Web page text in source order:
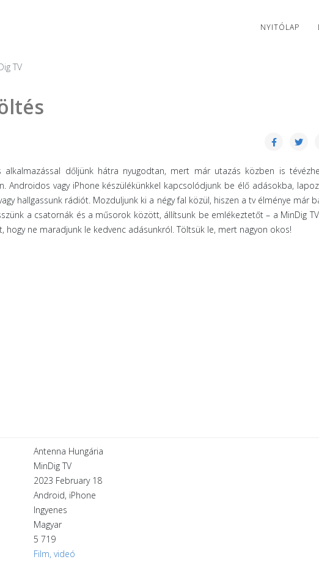
NYITÓLAP
TV
alkalmazással dőljünk hátra nyugodtan, mert már utazás közben is
Androidos vagy iPhone készülékünkkel kapcsolódjunk be élő adásokba,
hallgassunk rádiót. Mozduljunk ki a négy fal közül, hiszen a tv élménye már
a csatornák és a műsorok között, állítsunk be emlékeztetőt – a MinDig
hogy ne maradjunk le kedvenc adásunkról. Töltsük le, mert nagyon okos!
Antenna Hungária
MinDig TV
2023 February 18
Android, iPhone
Ingyenes
Magyar
5 719
Film, videó